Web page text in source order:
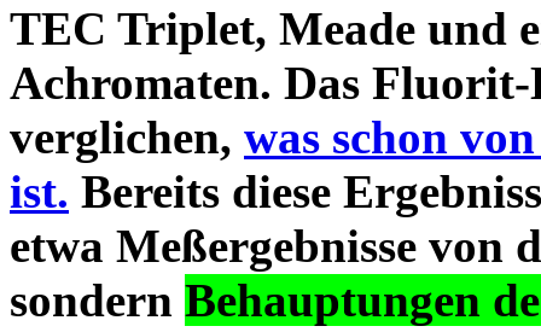
TEC Triplet, Meade und
Achromaten. Das
verglichen, was schon
ist. Bereits diese
etwa Meßergebnisse von
sondern Behauptungen